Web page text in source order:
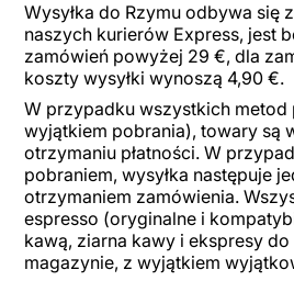
Wysyłka do Rzymu odbywa się
naszych kurierów Express, jest
zamówień powyżej 29 €, dla
koszty wysyłki wynoszą 4,90 €.
W przypadku wszystkich metod
wyjątkiem pobrania), towary są
otrzymaniu płatności. W
pobraniem, wysyłka następuje
otrzymaniem zamówienia.
espresso (oryginalne i
kawą, ziarna kawy i ekspresy
magazynie, z wyjątkiem